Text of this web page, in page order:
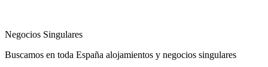
Negocios Singulares
Buscamos en toda España alojamientos y negocios singulares